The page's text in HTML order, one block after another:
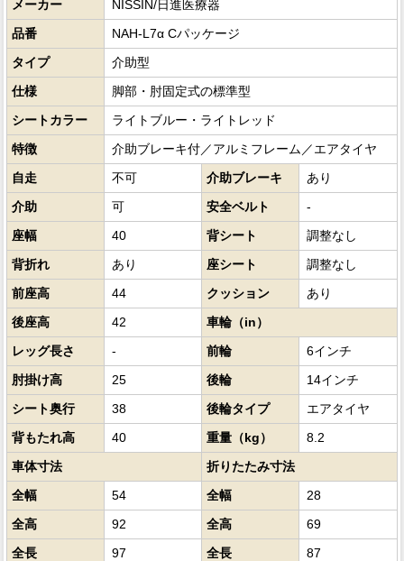
メーカー
NISSIN/日進医療器
品番
NAH-L7α Cパッケージ
タイプ
介助型
仕様
脚部・肘固定式の標準型
シートカラー
ライトブルー・ライトレッド
特徴
介助ブレーキ付／アルミフレーム／エアタイヤ
自走
不可 介助ブレーキ
あり
介助
可 安全ベルト
-
座幅
40 背シート
調整なし
背折れ
あり 座シート
調整なし
前座高
44 クッション
あり
後座高
42
車輪（in）
レッグ長さ
- 前輪
6インチ
肘掛け高
25 後輪
14インチ
シート奥行
38 後輪タイプ
エアタイヤ
背もたれ高
40 重量（kg）
8.2
車体寸法
折りたたみ寸法
全幅
54 全幅
28
全高
92 全高
69
全長
97 全長 87